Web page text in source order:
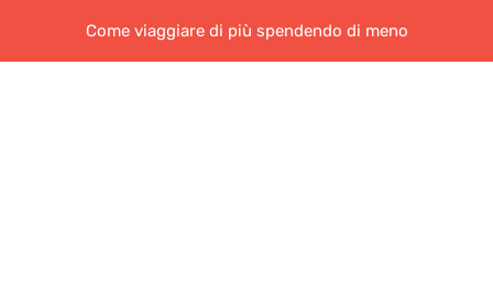
Come viaggiare di più spendendo di meno